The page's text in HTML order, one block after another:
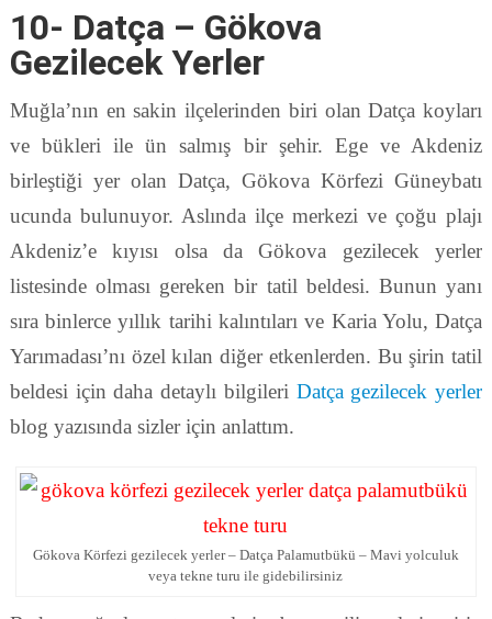
10- Datça – Gökova
Gezilecek Yerler
Muğla’nın en sakin ilçelerinden biri olan Datça koyları
ve bükleri ile ün salmış bir şehir. Ege ve Akdeniz
birleştiği yer olan Datça, Gökova Körfezi Güneybatı
ucunda bulunuyor. Aslında ilçe merkezi ve çoğu plajı
Akdeniz’e kıyısı olsa da Gökova gezilecek yerler
listesinde olması gereken bir tatil beldesi. Bunun yanı
sıra binlerce yıllık tarihi kalıntıları ve Karia Yolu, Datça
Yarımadası’nı özel kılan diğer etkenlerden. Bu şirin tatil
beldesi için daha detaylı bilgileri Datça gezilecek yerler
blog yazısında sizler için anlattım.
Gökova Körfezi gezilecek yerler – Datça Palamutbükü – Mavi yolculuk
veya tekne turu ile gidebilirsiniz